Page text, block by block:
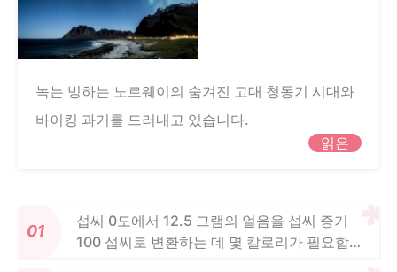
녹는 빙하는 노르웨이의 숨겨진 고대 청동기 시대와
바이킹 과거를 드러내고 있습니다.
읽은
섭씨 0도에서 12.5 그램의 얼음을 섭씨 증기
100 섭씨로 변환하는 데 몇 칼로리가 필요합